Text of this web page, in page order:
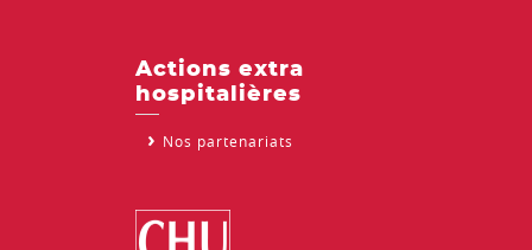
Actions extra
hospitalières
Nos partenariats